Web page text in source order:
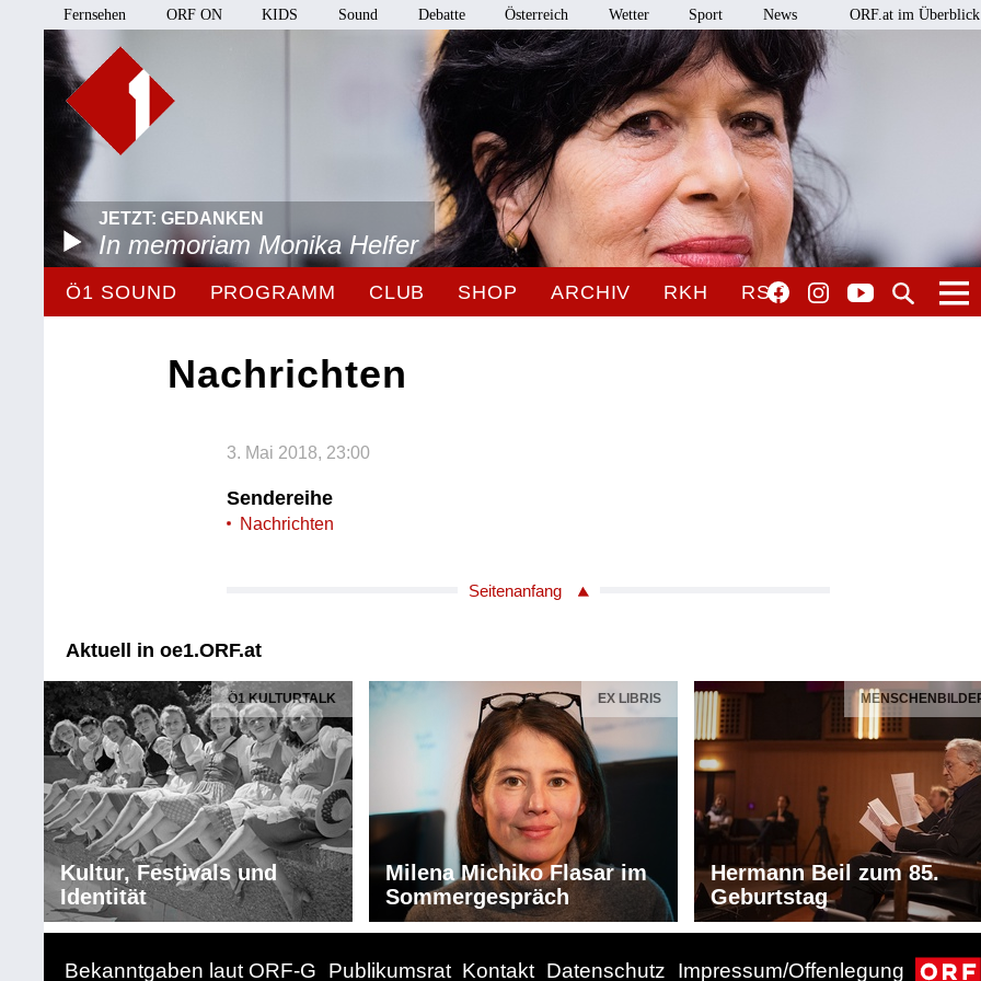
Fernsehen ORF ON KIDS Sound Debatte Österreich Wetter Sport News ORF.at im Überblick
JETZT: GEDANKEN
In memoriam Monika Helfer
Ö1 SOUND PROGRAMM CLUB SHOP ARCHIV RKH RSO
Nachrichten
3. Mai 2018, 23:00
Sendereihe
Nachrichten
Seitenanfang
Aktuell in oe1.ORF.at
Ö1 KULTURTALK
Kultur, Festivals und
Identität
EX LIBRIS
Milena Michiko Flasar im
Sommergespräch
Hermann Beil zum 85.
Geburtstag
Bekanntgaben laut ORF-G Publikumsrat Kontakt Datenschutz Impressum/Offenlegung